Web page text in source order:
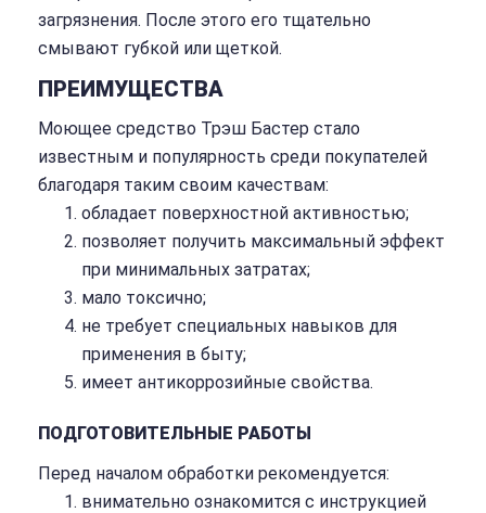
загрязнения. После этого его тщательно
смывают губкой или щеткой.
ПРЕИМУЩЕСТВА
Моющее средство Трэш Бастер стало
известным и популярность среди покупателей
благодаря таким своим качествам:
обладает поверхностной активностью;
позволяет получить максимальный эффект
при минимальных затратах;
мало токсично;
не требует специальных навыков для
применения в быту;
имеет антикоррозийные свойства.
ПОДГОТОВИТЕЛЬНЫЕ РАБОТЫ
Перед началом обработки рекомендуется:
внимательно ознакомится с инструкцией